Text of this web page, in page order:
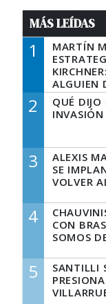
MÁS LEÍDAS
1
MARTÍN
ALGUIEN
DECIR A
TIENE
2
QUÉ DIJO
3
ALEXIS
SE
VOLVER
4
CON
SOMOS
5
SANTILLI